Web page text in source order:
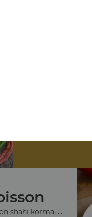
Nos
crevettes curry,
shahi korma, ...